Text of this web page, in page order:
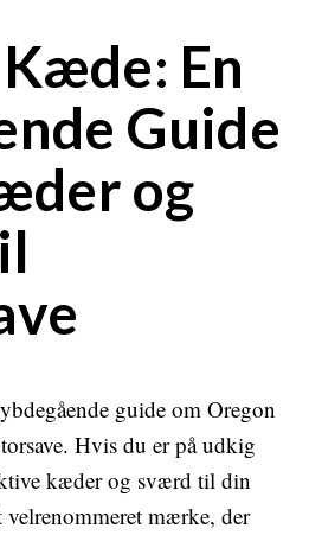
En
Guide
og
guide om Oregon
Hvis du er på udkig
kæder og sværd til din
velrenommeret mærke, der